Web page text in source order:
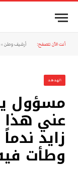
أنت الآن تتصفح: أرشيف وطن »
الهدهد
مسؤول
عني
زايد
وطأت